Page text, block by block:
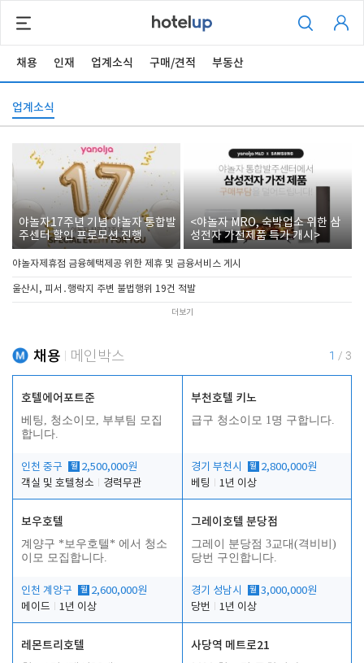
채용 인재 업계소식 구매/견적 부동산
업계소식
야놀자17주년 기념 야놀자 통합발
주센터 할인 프로모션 진행
<야놀자 MRO, 숙박업소 위한 삼
성전자 가전제품 특가 개시>
야놀자제휴점 금융혜택제공 위한 제휴 및 금융서비스 게시
울산시, 피서․행락지 주변 불법행위 19건 적발
더보기
채용 메인박스 1 / 3
호텔에어포트준
베팅, 청소이모, 부부팀 모집
합니다.
인천 중구 월 2,500,000원
객실 및 호텔청소
경력무관
부천호텔 키노
급구 청소이모 1명 구합니다.
경기 부천시 월 2,800,000원
베팅
1년 이상
보우호텔
계양구 *보우호텔* 에서 청소
이모 모집합니다.
인천 계양구 월 2,600,000원
메이드
1년 이상
그레이호텔 분당점
그레이 분당점 3교대(격비비)
당번 구인합니다.
경기 성남시 월 3,000,000원
당번
1년 이상
레몬트리호텔 사당역 메트로21